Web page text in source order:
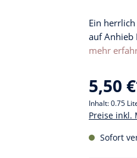
Ein
auf Anhieb
mehr
5,50
Inhalt:0.75
Preise inkl.
Sofort